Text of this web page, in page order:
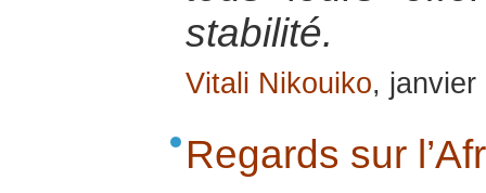
stabilité.
Vitali Nikouiko, janvier
Regards sur